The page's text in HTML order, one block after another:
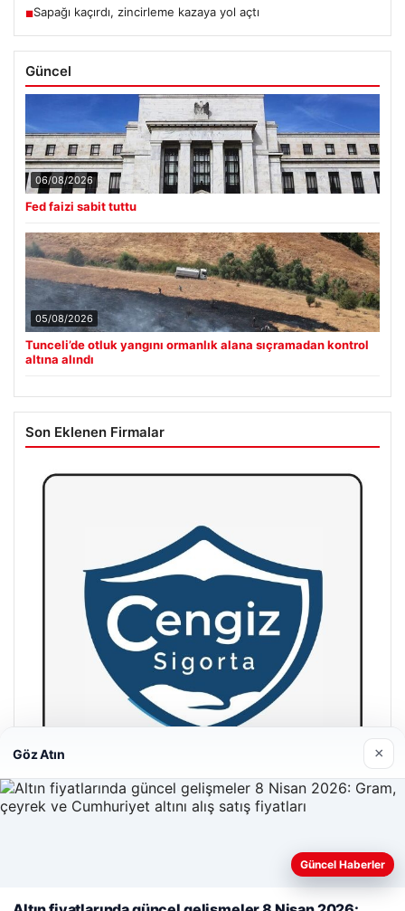
■Sapağı kaçırdı, zincirleme kazaya yol açtı
Güncel
06/08/2026
Fed faizi sabit tuttu
05/08/2026
Tunceli’de otluk yangını ormanlık alana sıçramadan kontrol
altına alındı
Son Eklenen Firmalar
Web sitemizi nasıl kullandığınızı daha iyi anlayabilmek,
Göz Atın ×
Güncel Haberler